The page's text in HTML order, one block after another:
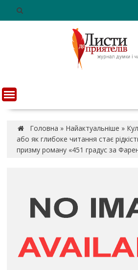
n
t
Головна » Найактуальніше »
або як глибоке читання стає
призму роману «451 градус за